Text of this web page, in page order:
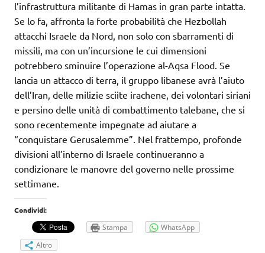
l’infrastruttura militante di Hamas in gran parte intatta.
Se lo fa, affronta la forte probabilità che Hezbollah
attacchi Israele da Nord, non solo con sbarramenti di
missili, ma con un’incursione le cui dimensioni
potrebbero sminuire l’operazione al-Aqsa Flood. Se
lancia un attacco di terra, il gruppo libanese avrà l’aiuto
dell’Iran, delle milizie sciite irachene, dei volontari siriani
e persino delle unità di combattimento talebane, che si
sono recentemente impegnate ad aiutare a
“conquistare Gerusalemme”. Nel frattempo, profonde
divisioni all’interno di Israele continueranno a
condizionare le manovre del governo nelle prossime
settimane.
Condividi:
Stampa
WhatsApp
Altro